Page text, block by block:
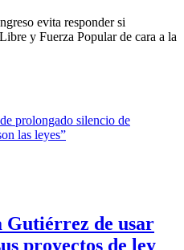
evita responder si
y Fuerza Popular de cara a la
Gutiérrez de usar
proyectos de ley